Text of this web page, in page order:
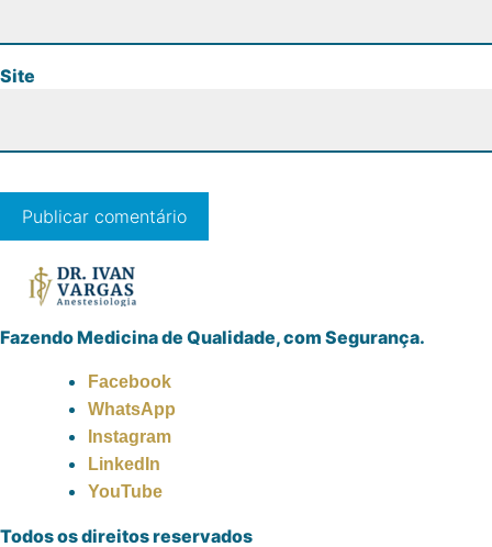
Site
Fazendo Medicina de Qualidade, com Segurança.
Facebook
WhatsApp
Instagram
LinkedIn
YouTube
Todos os direitos reservados